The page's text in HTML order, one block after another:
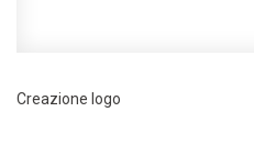
Creazione logo